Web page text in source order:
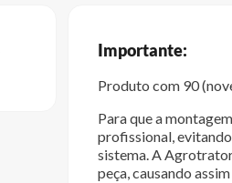
Importante:
Produto com 90
Para que a
profissional, evitando
sistema. A
peça, causando